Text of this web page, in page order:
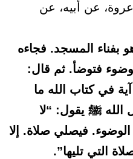
عن أبيه، عن
المسجد. فجاءه
فتوضأ. ثم قال:
آية في كتاب الله ما
ﷺ يقول: “لا
فيصلي صلاة. إلا
التي تليها”.